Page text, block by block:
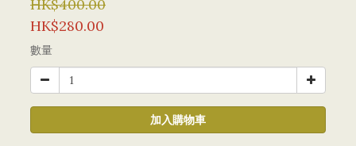
HK$400.00
HK$280.00
數量
加入購物車